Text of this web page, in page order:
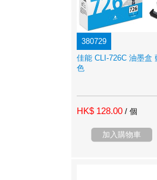
380729
佳能 CLI-726C 油墨盒
色
HK$ 128.00 / 個
加入購物車